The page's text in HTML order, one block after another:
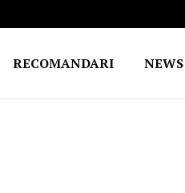
RECOMANDARI NEWS